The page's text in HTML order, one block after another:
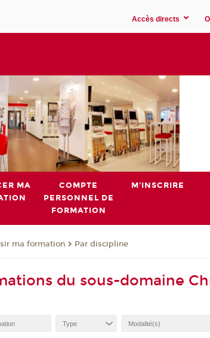
Accès directs
MA
COMPTE
PERSONNEL DE
FORMATION
M'INSCRIRE
ma formation Par discipline
du sous-domaine